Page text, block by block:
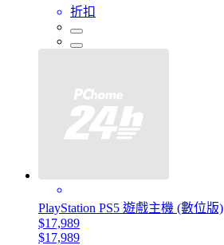
折扣
PlayStation PS5 遊戲主機 (數位版)
$17,989
$17,989